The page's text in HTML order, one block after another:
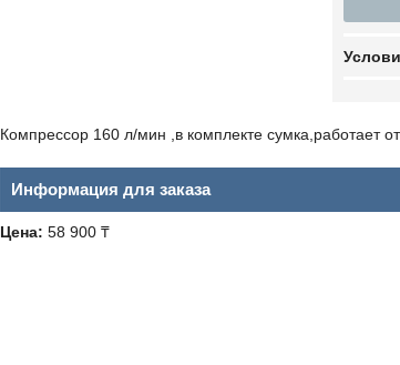
Компрессор 160 л/мин ,в комплекте сумка,работает
Информация для заказа
Цена: 58 900 ₸